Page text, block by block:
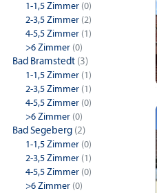
1-1,5 Zimmer (0)
2-3,5 Zimmer (2)
4-5,5 Zimmer (1)
>6 Zimmer (0)
Bad Bramstedt (3)
1-1,5 Zimmer (1)
2-3,5 Zimmer (1)
4-5,5 Zimmer (0)
>6 Zimmer (0)
Bad Segeberg (2)
1-1,5 Zimmer (0)
2-3,5 Zimmer (1)
4-5,5 Zimmer (0)
>6 Zimmer (0)